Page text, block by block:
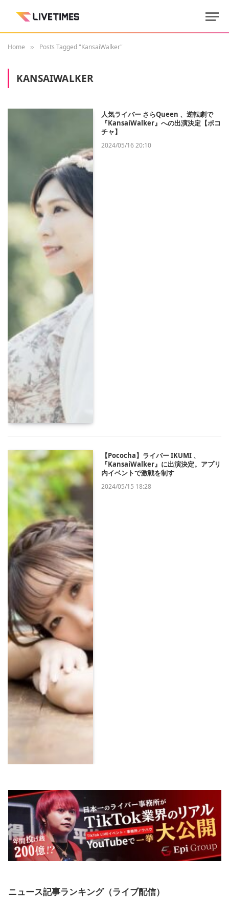
Home » Posts Tagged "KansaiWalker"
KANSAIWALKER
人気ライバー さらQueen 、逆転劇で
『KansaiWalker』への出演決定【ポコ
チャ】
2024/05/16 20:10
【Pococha】ライバー IKUMI 、
『KansaiWalker』に出演決定。アプリ
内イベントで激戦を制す
2024/05/15 18:28
ニュース記事ランキング（ライブ配信）